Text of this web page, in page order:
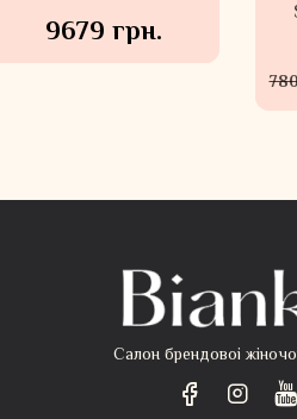
9679 грн.
Салон брендовоі